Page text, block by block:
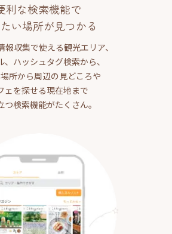
利な検索機能で
い場所が見つかる
報収集で使える観光エリア、
、ハッシュタグ検索から、
所から周辺の見どころや
ェを探せる現在地まで
つ検索機能がたくさん。